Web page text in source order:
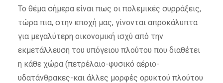
Το θέμα σήμερα είναι πως οι πολεμικές συρράξεις,
τώρα πια, στην εποχή μας, γίνονται απροκάλυπτα
για μεγαλύτερη οικονομική ισχύ από την
εκμετάλλευση του υπόγειου πλούτου που διαθέτει
η κάθε χώρα (πετρέλαιο-φυσικό αέριο-
υδατάνθρακες-και άλλες μορφές ορυκτού πλούτου